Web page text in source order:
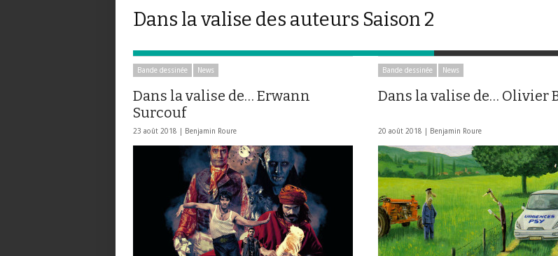
Dans la valise des auteurs Saison 2
Bande dessinée News
Dans la valise de… Erwann
Surcouf
23 août 2018 | Benjamin Roure
Bande dessinée News
Dans la valise de… Olivier
20 août 2018 | Benjamin Roure